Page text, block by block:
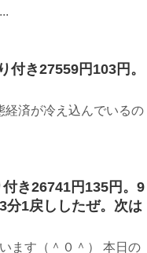
き27559円103円。
経済が冷え込んでいるの
き26741円135円。9
分1戻ししたぜ。次は
ます（＾０＾） 本日の